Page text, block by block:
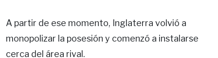
A partir de ese momento, Inglaterra volvió a
monopolizar la posesión y comenzó a instalarse
cerca del área rival.